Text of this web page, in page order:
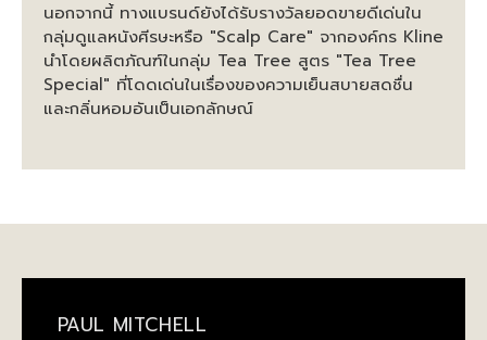
นอกจากนี้ ทางแบรนด์ยังได้รับรางวัลยอดขายดีเด่นใน
กลุ่มดูแลหนังศีรษะหรือ "Scalp Care" จากองค์กร Kline
นำโดยผลิตภัณฑ์ในกลุ่ม Tea Tree สูตร "Tea Tree
Special" ที่โดดเด่นในเรื่องของความเย็นสบายสดชื่น
และกลิ่นหอมอันเป็นเอกลักษณ์
PAUL MITCHELL